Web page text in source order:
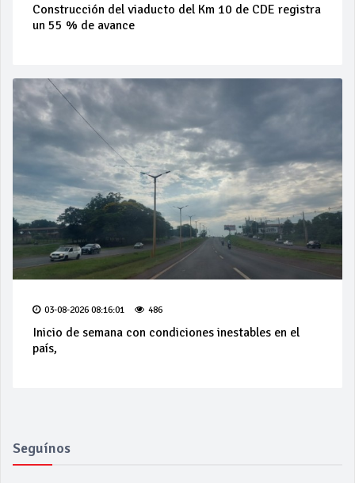
Construcción del viaducto del Km 10 de CDE registra
un 55 % de avance
03-08-2026 08:16:01 486
Inicio de semana con condiciones inestables en el
país,
Seguínos